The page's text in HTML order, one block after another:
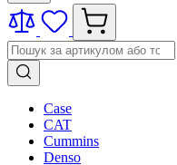
Case
CAT
Cummins
Denso